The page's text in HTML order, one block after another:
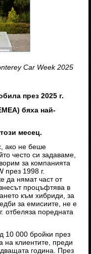
Car Week 2025
през 2025 г.
бяха най-
месец.
ако не беше
често си задаваме,
за компанията
през 1998 г.
да нямат част от
процъфтява в
към хибриди, за
за емисиите, не е
отбеляза поредната
10 000 бройки през
на клиентите, преди
година. През